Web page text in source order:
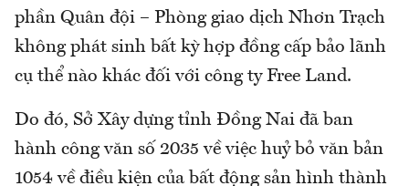
phần Quân đội – Phòng giao dịch Nhơn Trạch
không phát sinh bất kỳ hợp đồng cấp bảo lãnh
cụ thể nào khác đối với công ty Free Land.
Do đó, Sở Xây dựng tỉnh Đồng Nai đã ban
hành công văn số 2035 về việc huỷ bỏ văn bản
1054 về điều kiện của bất động sản hình thành